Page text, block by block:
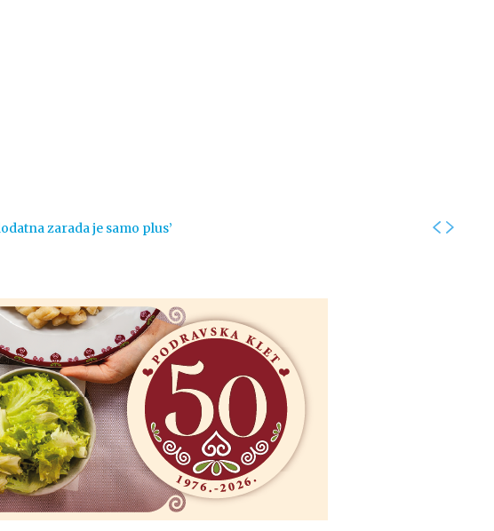
zarada je samo plus’